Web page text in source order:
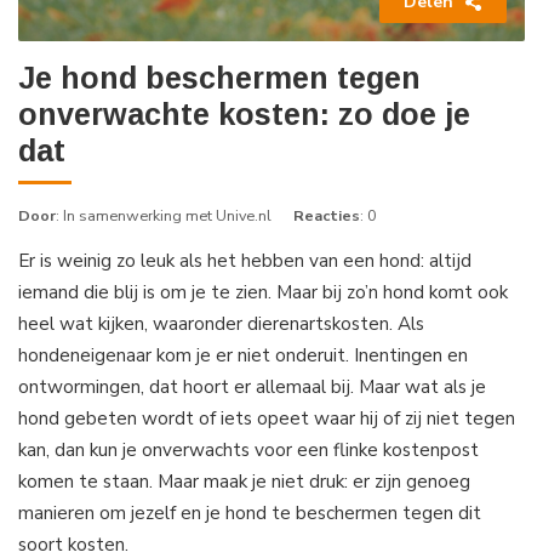
Je hond beschermen tegen
onverwachte kosten: zo doe je
dat
Door: In samenwerking met Unive.nl Reacties: 0
Er is weinig zo leuk als het hebben van een hond: altijd
iemand die blij is om je te zien. Maar bij zo’n hond komt ook
heel wat kijken, waaronder dierenartskosten. Als
hondeneigenaar kom je er niet onderuit. Inentingen en
ontwormingen, dat hoort er allemaal bij. Maar wat als je
hond gebeten wordt of iets opeet waar hij of zij niet tegen
kan, dan kun je onverwachts voor een flinke kostenpost
komen te staan. Maar maak je niet druk: er zijn genoeg
manieren om jezelf en je hond te beschermen tegen dit
soort kosten.